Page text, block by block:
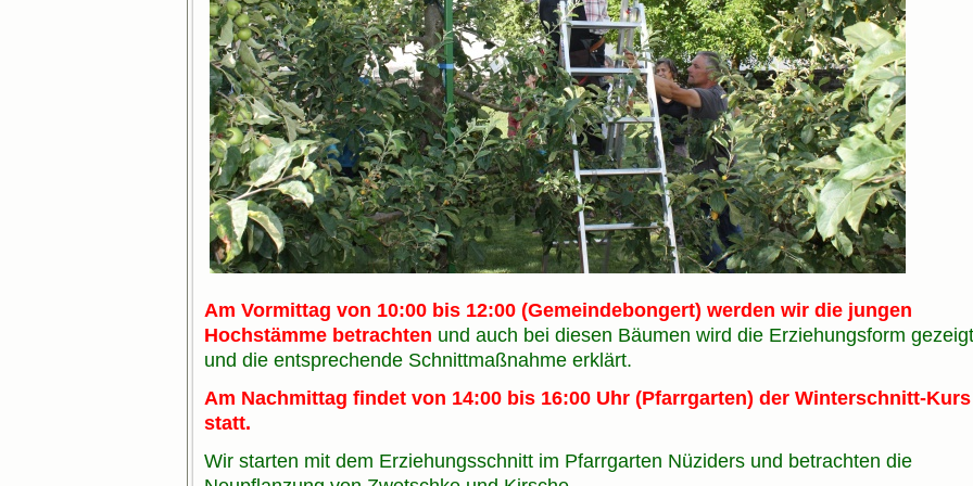
Am Vormittag von 10:00 bis 12:00 (Gemeindebongert) werden wir die jungen
Hochstämme betrachten und auch bei diesen Bäumen wird die Erziehungsform gezeigt
und die entsprechende Schnittmaßnahme erklärt.
Am Nachmittag findet von 14:00 bis 16:00 Uhr (Pfarrgarten) der Winterschnitt-Kurs
statt.
Wir starten mit dem Erziehungsschnitt im Pfarrgarten Nüziders und betrachten die